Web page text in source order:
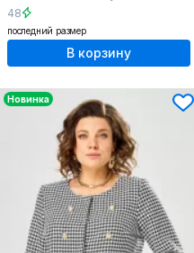
48
последний размер
В корзину
Новинка